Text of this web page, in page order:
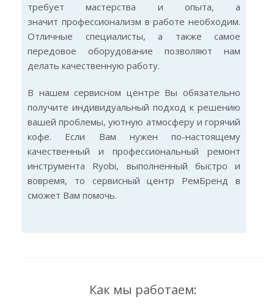
требует мастерства и опыта, а
значит профессионализм в работе необходим.
Отличные специалисты, а также самое
передовое оборудование позволяют нам
делать качественную работу.
В нашем сервисном центре Вы обязательно
получите индивидуальный подход к решению
вашей проблемы, уютную атмосферу и горячий
кофе. Если Вам нужен по-настоящему
качественный и профессиональный ремонт
инструмента Ryobi, выполненный быстро и
вовремя, то сервисный центр РемБренд в
сможет Вам помочь.
Как мы работаем: